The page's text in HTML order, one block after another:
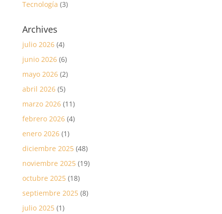
Tecnología (3)
Archives
julio 2026(4)
junio 2026(6)
mayo 2026(2)
abril 2026(5)
marzo 2026(11)
febrero 2026(4)
enero 2026(1)
diciembre 2025(48)
noviembre 2025(19)
octubre 2025(18)
septiembre 2025(8)
julio 2025(1)